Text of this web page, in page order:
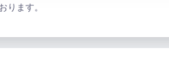
ります。